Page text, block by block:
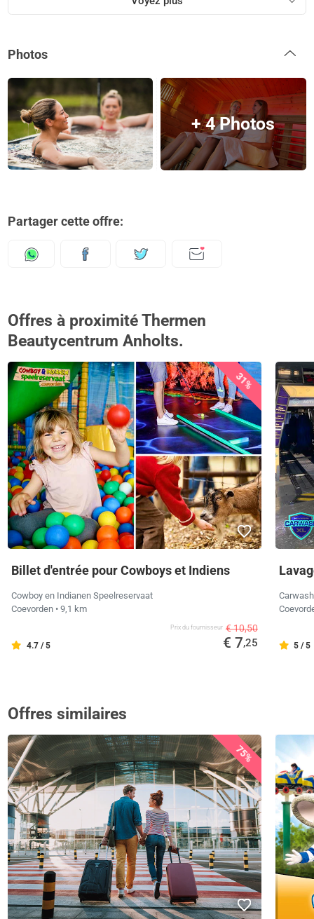
Photos
+ 4 Photos
Partager cette offre:
Offres à proximité Thermen
Beautycentrum Anholts.
31%
Billet d'entrée pour Cowboys et Indiens
Cowboy en Indianen Speelreservaat
Coevorden • 9,1 km
4.7 / 5
Prix ​​du fournisseur € 10,50
€ 7,25 5 / 5
Offres similaires
75%